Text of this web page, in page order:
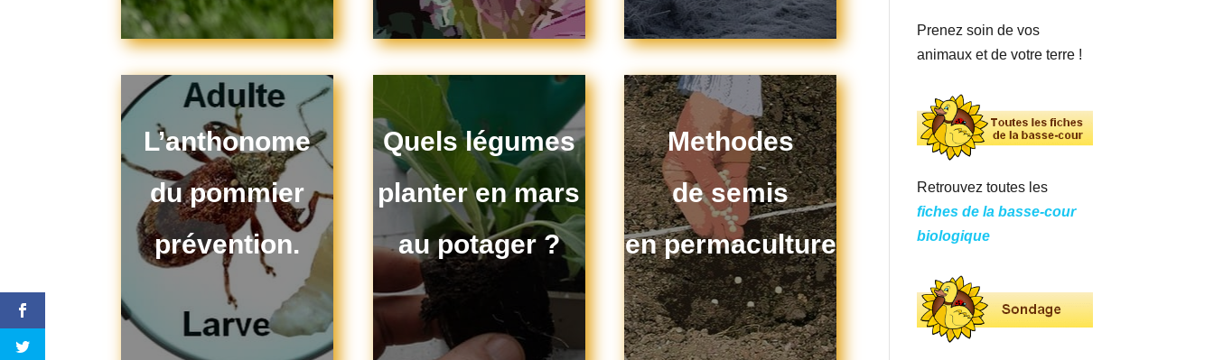
L’anthonome
du pommier
prévention.
Quels légumes
planter en mars
au potager ?
Methodes
de semis
en permaculture
Prenez soin de vos
animaux et de votre terre !
Retrouvez toutes les
fiches de la basse-cour
biologique